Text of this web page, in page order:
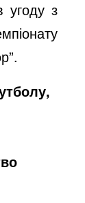
угоду з